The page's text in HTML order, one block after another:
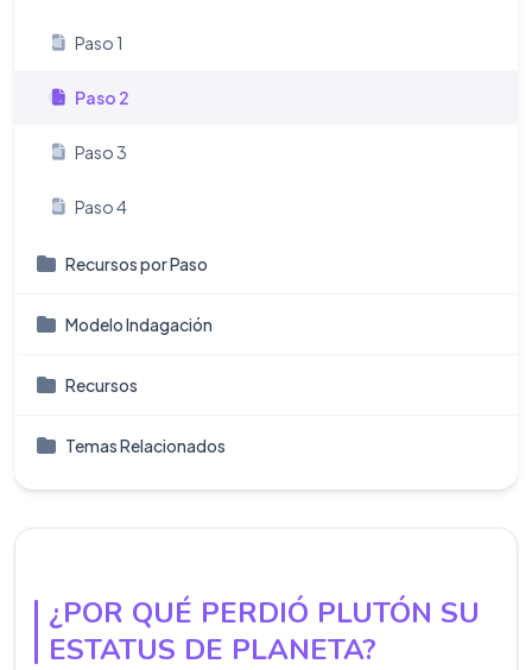
Paso 1
Paso 2
Paso 3
Paso 4
Recursos por Paso
Modelo Indagación
Recursos
Temas Relacionados
¿POR QUÉ PERDIÓ PLUTÓN SU
ESTATUS DE PLANETA?